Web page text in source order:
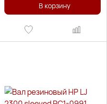
В корзину